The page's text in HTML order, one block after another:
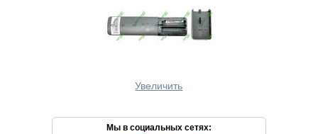
Увеличить
Мы в социальных сетях: